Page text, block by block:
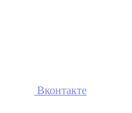
Вконтакте